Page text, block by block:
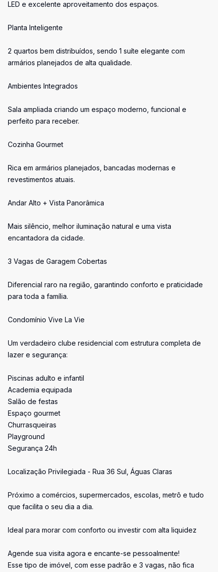
LED e excelente aproveitamento dos espaços.
Planta Inteligente
2 quartos bem distribuídos, sendo 1 suíte elegante com
armários planejados de alta qualidade.
Ambientes Integrados
Sala ampliada criando um espaço moderno, funcional e
perfeito para receber.
Cozinha Gourmet
Rica em armários planejados, bancadas modernas e
revestimentos atuais.
Andar Alto + Vista Panorâmica
Mais silêncio, melhor iluminação natural e uma vista
encantadora da cidade.
3 Vagas de Garagem Cobertas
Diferencial raro na região, garantindo conforto e praticidade
para toda a família.
Condomínio Vive La Vie
Um verdadeiro clube residencial com estrutura completa de
lazer e segurança:
Piscinas adulto e infantil
Academia equipada
Salão de festas
Espaço gourmet
Churrasqueiras
Playground
Segurança 24h
Localização Privilegiada - Rua 36 Sul, Águas Claras
Próximo a comércios, supermercados, escolas, metrô e tudo
que facilita o seu dia a dia.
Ideal para morar com conforto ou investir com alta liquidez
Agende sua visita agora e encante-se pessoalmente!
Esse tipo de imóvel, com esse padrão e 3 vagas, não fica